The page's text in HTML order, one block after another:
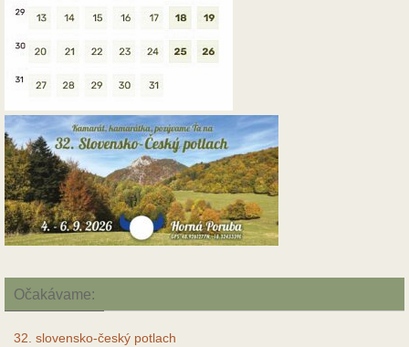
Očakávame:
32. slovensko-český potlach